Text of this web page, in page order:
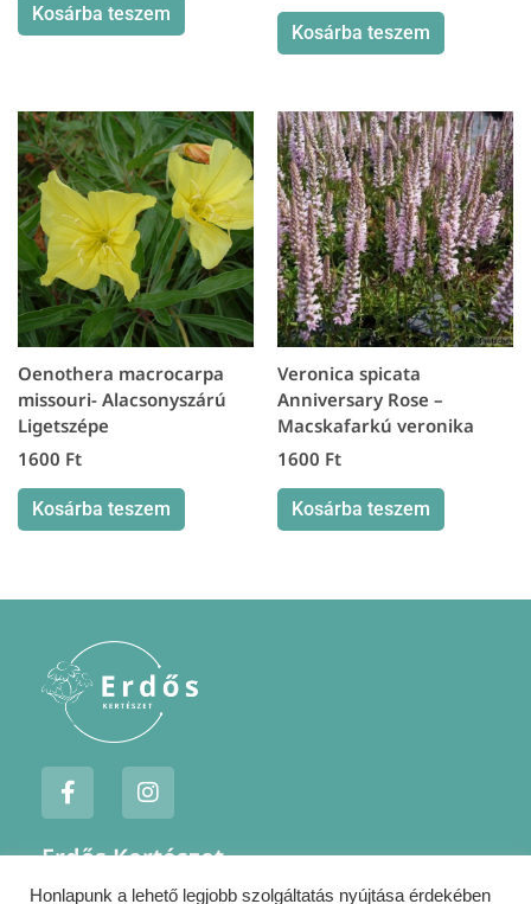
Kosárba teszem
Kosárba teszem
Oenothera macrocarpa
missouri- Alacsonyszárú
Ligetszépe
1600 Ft
Kosárba teszem
Veronica spicata
Anniversary Rose –
Macskafarkú veronika
1600 Ft
Kosárba teszem
F
a
c
e
o
I
n
s
t
g
Erdős Kertészet
Honlapunk a lehető legjobb szolgáltatás nyújtása érdekében